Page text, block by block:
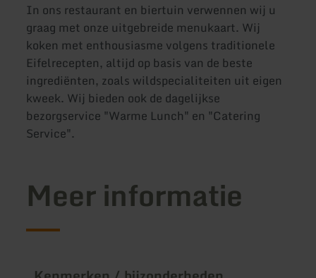
In ons restaurant en biertuin verwennen wij u
graag met onze uitgebreide menukaart. Wij
koken met enthousiasme volgens traditionele
Eifelrecepten, altijd op basis van de beste
ingrediënten, zoals wildspecialiteiten uit eigen
kweek. Wij bieden ook de dagelijkse
bezorgservice "Warme Lunch" en "Catering
Service".
Meer informatie